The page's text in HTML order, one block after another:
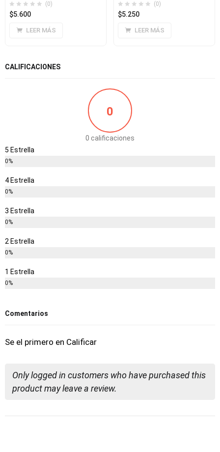
(0)
$5.600
LEER MÁS
(0)
$5.250
LEER MÁS
CALIFICACIONES
0
0 calificaciones
5 Estrella
0%
4 Estrella
0%
3 Estrella
0%
2 Estrella
0%
1 Estrella
0%
Comentarios
Se el primero en Calificar
Only logged in customers who have purchased this
product may leave a review.